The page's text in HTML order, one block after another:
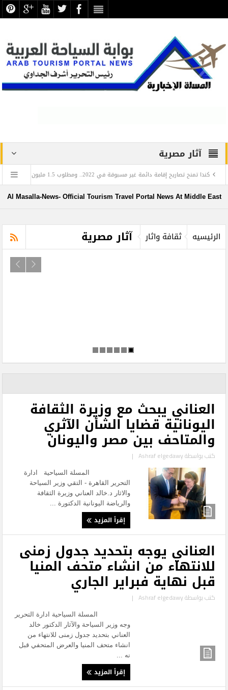
آثار مصرية
دائمة غير مسبوقة في 2022.. ومطلوب 1.5 مليون مهاجر حتى 2025
في اليوم العالمي للغة العربية: تعرف على العالم المصري الذي أدخل اللغة العربية إلى روسيا
Al Masalla-News- Official Tourism Travel Portal News At Middle East
الرئيسيه ثقافة واثار آثار مصرية
العناني يبحث مع وزيرة الثقافة
اليونانية قضايا الشأن الآثري
والمتاحف بين مصر واليونان
كتب بواسطةAshraf elgedawy
|
المسلة السياحية ادارة
التحرير القاهرة - التقي وزير السياحة
والاثار د.خالد العناني وزيرة الثقافة
والرياضة اليونانية الدكتورة ...
إقرأ المزيد
العناني يوجه بتحديد جدول زمنى
للانتهاء من انشاء متحف المنيا
قبل نهاية فبراير الجاري
كتب بواسطةAshraf elgedawy
|
المسلة السياحية ادارة التحرير
وجه وزير السياحة والآثار الدكتور خالد
العناني بتحديد جدول زمنى للانتهاء من
انشاء متحف المنيا والعرض المتحفي قبل
نه ...
إقرأ المزيد